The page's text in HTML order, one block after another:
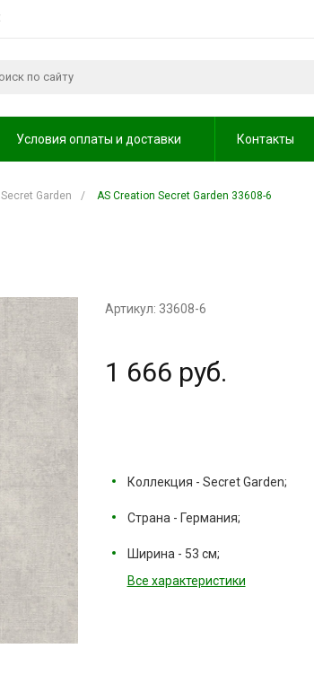
Условия оплаты и доставки Контакты
Secret Garden / AS Creation Secret Garden 33608-6
Артикул: 33608-6
1 666 руб.
Коллекция - Secret Garden;
Страна - Германия;
Ширина - 53 см;
Все характеристики